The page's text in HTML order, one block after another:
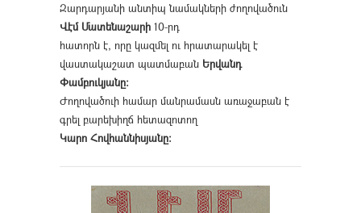
Զարդարյանի անտիպ նամակների ժողովածուն
Վէմ Մատենաշարի 10-րդ
հատորն է, որը կազմել ու հրատարակել է
վաստակաշատ պատմաբան Երվանդ
Փամբուկյանը։
Ժողովածուի համար մանրամասն առաջաբան է
գրել բարեխիղճ հետազոտող
Կարո Հովհաննիսյանը։